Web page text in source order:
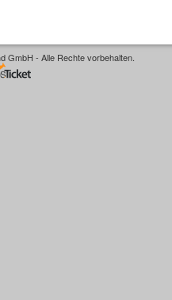
GmbH - Alle Rechte vorbehalten.